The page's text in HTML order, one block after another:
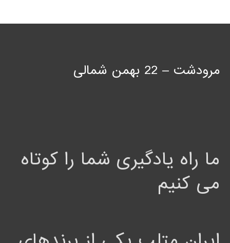
مرودشت – 22 بهمن شمالی
ما راه یادگیری شما را کوتاه
می کنیم